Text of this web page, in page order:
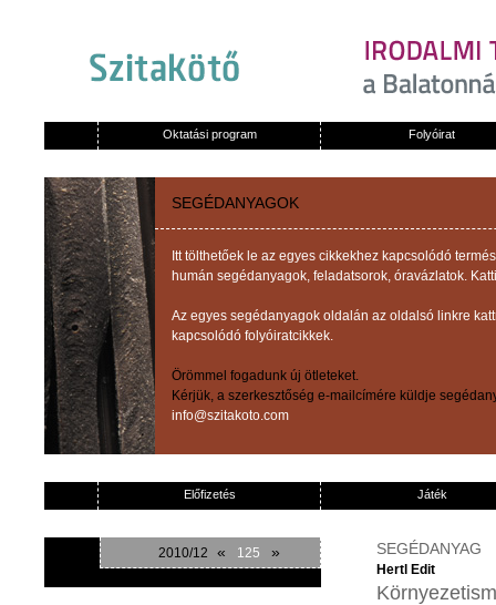
Oktatási program Folyóirat
SEGÉDANYAGOK
Itt tölthetőek le az egyes cikkekhez kapcsolódó
humán segédanyagok, feladatsorok, óravázlatok.
Az egyes segédanyagok oldalán az oldalsó linkre
kapcsolódó folyóiratcikkek.
Örömmel fogadunk új ötleteket.
Kérjük, a szerkesztőség e-mailcímére küldje
info@szitakoto.com
Előfizetés Játék
2010/12 « 125 » SEGÉDANYAG
Hertl Edit